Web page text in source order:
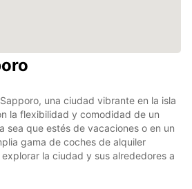
una ciudad vibrante en la isla
la flexibilidad y comodidad de un
sea que estés de vacaciones o en un
gama de coches de alquiler
la ciudad y sus alrededores a